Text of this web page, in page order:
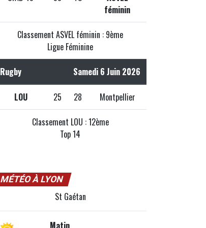
féminin
Classement ASVEL féminin : 9ème
Ligue Féminine
Rugby Samedi 6 Juin 2026
LOU 25 28 Montpellier
Classement LOU : 12ème
Top 14
MÉTÉO À LYON
St Gaétan
Matin